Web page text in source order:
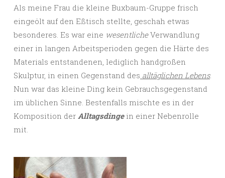
Als meine Frau die kleine Buxbaum-Gruppe frisch
eingeölt auf den Eßtisch stellte, geschah etwas
besonderes. Es war eine wesentlicheVerwandlung
einer in langen Arbeitsperioden gegen die Härte des
Materials entstandenen, lediglich handgroßen
Skulptur, in einen Gegenstand des alltäglichen Lebens.
Nun war das kleine Ding kein Gebrauchsgegenstand
im üblichen Sinne. Bestenfalls mischte es in der
Komposition der Alltagsdingein einer Nebenrolle
mit.